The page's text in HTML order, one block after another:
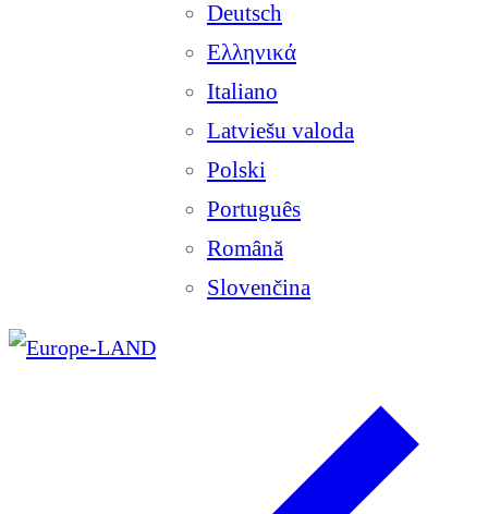
Deutsch
Ελληνικά
Italiano
Latviešu valoda
Polski
Português
Română
Slovenčina